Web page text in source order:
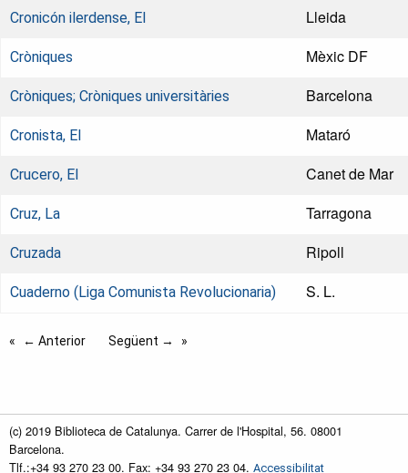
Cronicón ilerdense, El Lleida
Cròniques Mèxic DF
Cròniques; Cròniques universitàries Barcelona
Cronista, El Mataró
Crucero, El Canet de Mar
Cruz, La Tarragona
Cruzada Ripoll
Cuaderno (Liga Comunista Revolucionaria) S. L.
← Anterior Següent →
(c) 2019 Biblioteca de Catalunya. Carrer de l'Hospital, 56. 08001
Barcelona.
Tlf.:+34 93 270 23 00. Fax: +34 93 270 23 04. Accessibilitat